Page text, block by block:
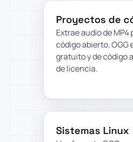
Proyectos de
Extrae audio de
código abierto.
gratuito y de código
de licencia.
Sistemas Linux